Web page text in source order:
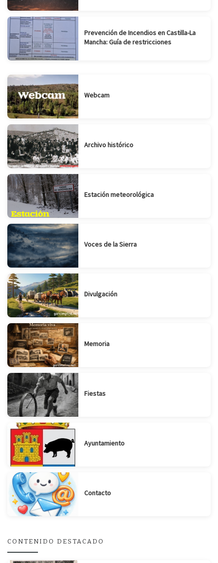
Prevención de Incendios en Castilla-La
Mancha: Guía de restricciones
Webcam
Archivo histórico
Estación meteorológica
Voces de la Sierra
Divulgación
Memoria
Fiestas
Ayuntamiento
Contacto
CONTENIDO DESTACADO